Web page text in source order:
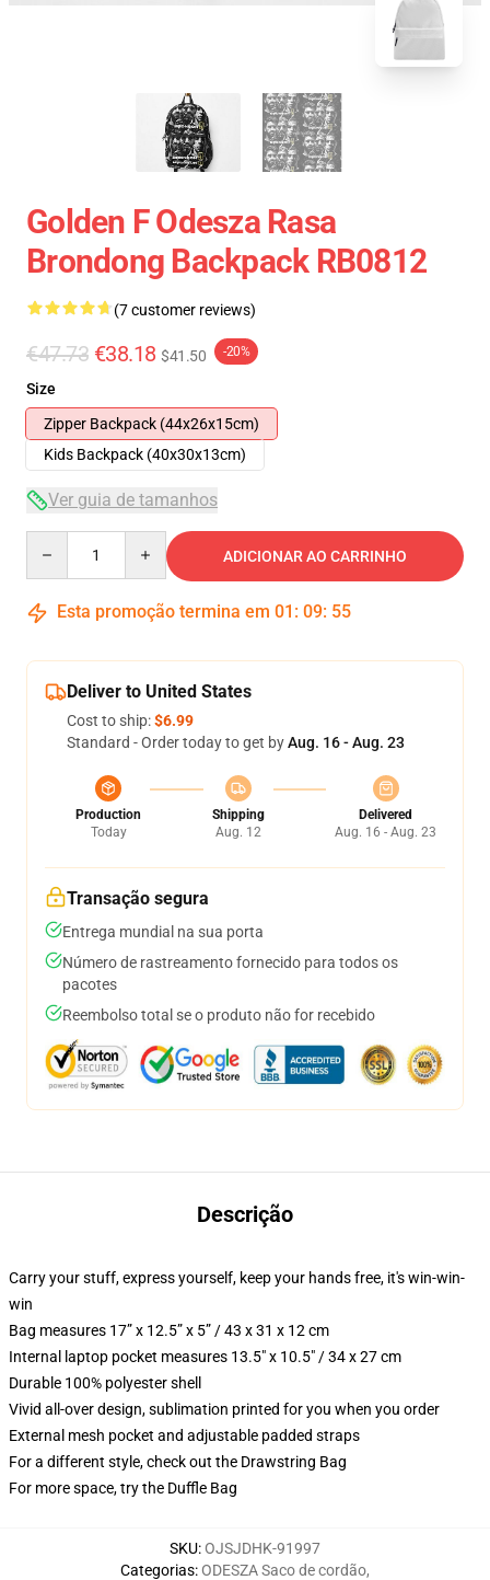
Golden F Odesza Rasa
Brondong Backpack RB0812
(7 customer reviews)
€47.73 €38.18 $41.50 -20%
Size
Zipper Backpack (44x26x15cm)
Kids Backpack (40x30x13cm)
Ver guia de tamanhos
ADICIONAR AO CARRINHO
Esta promoção termina em 01 : 09: 54
Deliver to United States
Cost to ship:$6.99
Standard - Order today to get byAug. 16 - Aug. 23
Production
Today
Shipping
Aug. 12
Delivered
Aug. 16 - Aug. 23
Transação segura
Entrega mundial na sua porta
Número de rastreamento fornecido para todos os
pacotes
Reembolso total se o produto não for recebido
Descrição
Carry your stuff, express yourself, keep your hands free, it's win-win-
win
Bag measures 17” x 12.5” x 5” / 43 x 31 x 12 cm
Internal laptop pocket measures 13.5" x 10.5" / 34 x 27 cm
Durable 100% polyester shell
Vivid all-over design, sublimation printed for you when you order
External mesh pocket and adjustable padded straps
For a different style, check out the Drawstring Bag
For more space, try the Duffle Bag
SKU:OJSJDHK-91997
Categorias:ODESZA Saco de cordão,